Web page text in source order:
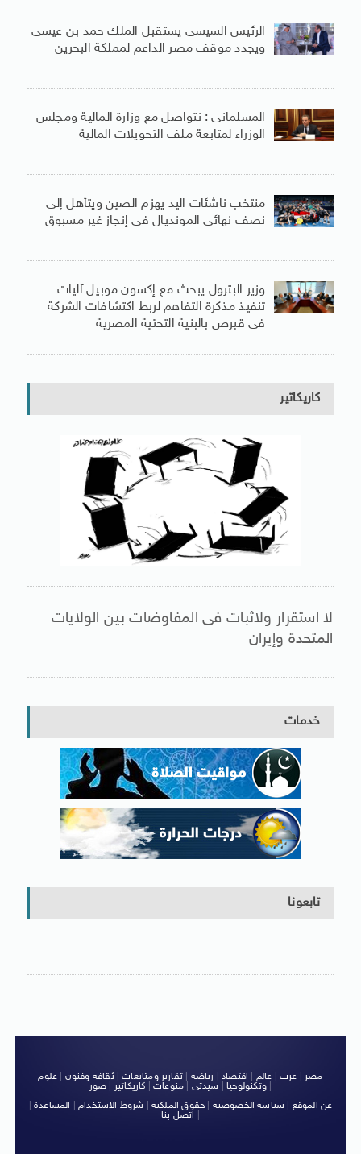
الرئيس السيسى يستقبل الملك حمد بن عيسى
ويجدد موقف مصر الداعم لمملكة البحرين
المسلمانى : نتواصل مع وزارة المالية ومجلس
الوزراء لمتابعة ملف التحويلات المالية
منتخب ناشئات اليد يهزم الصين ويتأهل إلى
نصف نهائى المونديال فى إنجاز غير مسبوق
وزير البترول يبحث مع إكسون موبيل آليات
تنفيذ مذكرة التفاهم لربط اكتشافات الشركة
فى قبرص بالبنية التحتية المصرية
كاريكاتير
لا استقرار ولاثبات فى المفاوضات بين الولايات
المتحدة وإيران
خدمات
تابعونا
مصر عرب عالم اقتصاد رياضة |تقارير ومتابعات|ثقافة وفنون
علوم
وتكنولوجيا| سيدتى منوعات كاريكاتير صور
|
عن الموقع
سياسة الخصوصية حقوق الملكية شروط الاستخدام| المساعدة|
اتصل بنا